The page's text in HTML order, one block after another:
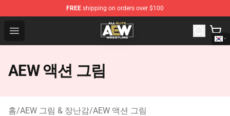
FREE shipping on orders over $100
Open menu
Aew Shop ⚡️ Official Aew Merchandise Store
AEW 액션 그림
홈/AEW 그림 & 장난감/AEW 액션 그림